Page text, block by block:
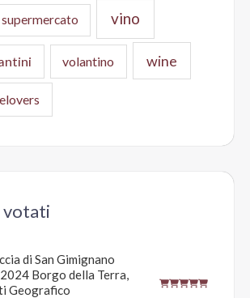
vino
volantino wine
votati
di San Gimignano
Borgo della Terra,
Geografico